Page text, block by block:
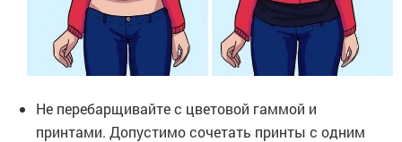
Не перебарщивайте с цветовой гаммой и
принтами. Допустимо сочетать принты с одним